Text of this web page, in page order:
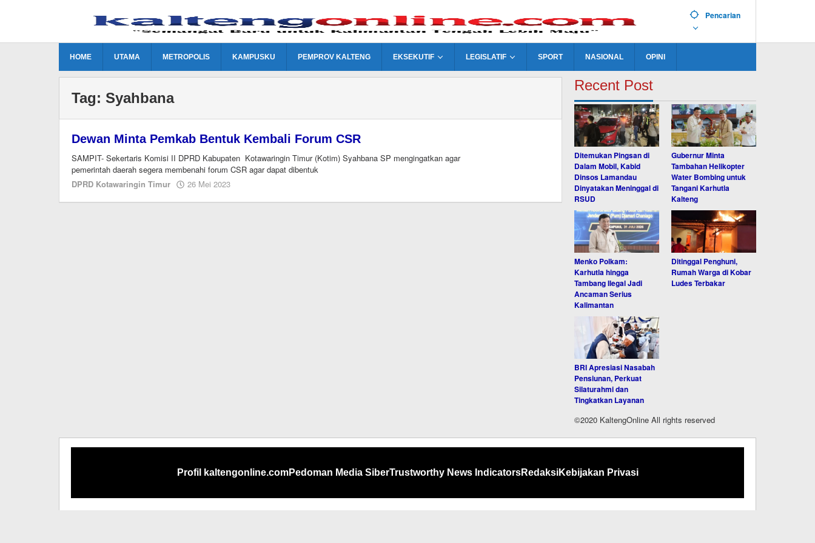
Pencarian
HOME UTAMA METROPOLIS KAMPUSKU PEMPROV KALTENG EKSEKUTIF LEGISLATIF SPORT NASIONAL OPINI
Tag: Syahbana
Dewan Minta Pemkab Bentuk Kembali Forum CSR
SAMPIT- Sekertaris Komisi II DPRD Kabupaten Kotawaringin Timur (Kotim) Syahbana SP mengingatkan agar
pemerintah daerah segera membenahi forum CSR agar dapat dibentuk
DPRD Kotawaringin Timur
26 Mei 2023
Recent Post
Ditemukan Pingsan di
Dalam Mobil, Kabid
Dinsos Lamandau
Dinyatakan Meninggal di
RSUD
Gubernur Minta
Tambahan Helikopter
Water Bombing untuk
Tangani Karhutla
Kalteng
Menko Polkam:
Karhutla hingga
Tambang Ilegal Jadi
Ancaman Serius
Kalimantan
Ditinggal Penghuni,
Rumah Warga di Kobar
Ludes Terbakar
BRI Apresiasi Nasabah
Pensiunan, Perkuat
Silaturahmi dan
Tingkatkan Layanan
©2020 KaltengOnline All rights reserved
Profil kaltengonline.comPedoman Media SiberTrustworthy News IndicatorsRedaksiKebijakan Privasi